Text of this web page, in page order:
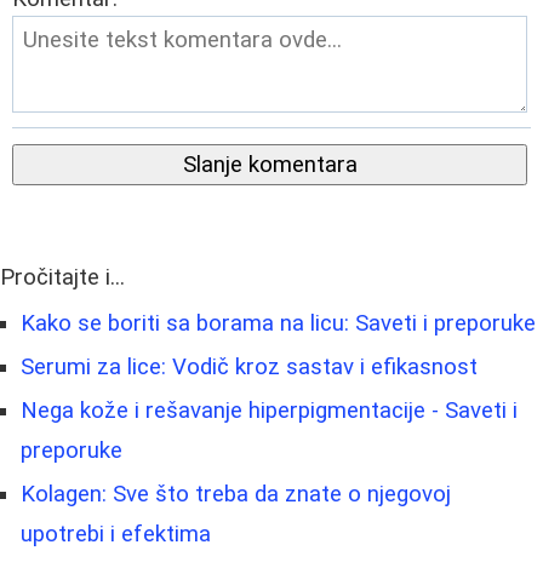
Slanje komentara
Pročitajte i...
Kako se boriti sa borama na licu: Saveti i preporuke
Serumi za lice: Vodič kroz sastav i efikasnost
Nega kože i rešavanje hiperpigmentacije - Saveti i
preporuke
Kolagen: Sve što treba da znate o njegovoj
upotrebi i efektima